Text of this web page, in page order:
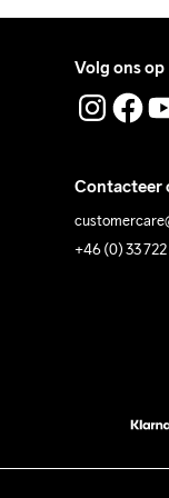
Volg ons op
Contacteer
+46 (0) 33 722